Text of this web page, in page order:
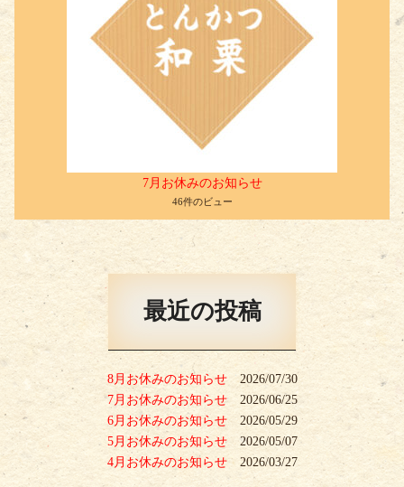
7月お休みのお知らせ
46件のビュー
最近の投稿
8月お休みのお知らせ
2026/07/30
7月お休みのお知らせ
2026/06/25
6月お休みのお知らせ
2026/05/29
5月お休みのお知らせ
2026/05/07
4月お休みのお知らせ
2026/03/27